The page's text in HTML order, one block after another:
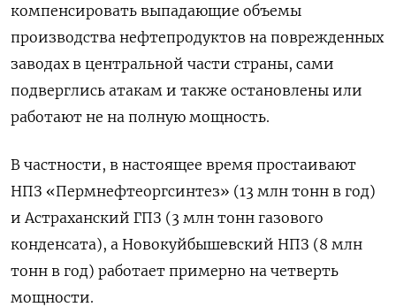
компенсировать выпадающие объемы
производства нефтепродуктов на поврежденных
заводах в центральной ‌части страны, сами
подверглись атакам и также остановлены или
работают не на полную ‌мощность.
В частности, в настоящее время простаивают
НПЗ «Пермнефтеоргсинтез» (13 млн тонн в год)
и Астраханский ГПЗ (3 млн тонн ​газового
конденсата), а Новокуйбышевский НПЗ (8 млн
тонн в год) работает примерно на ‌четверть
мощности.